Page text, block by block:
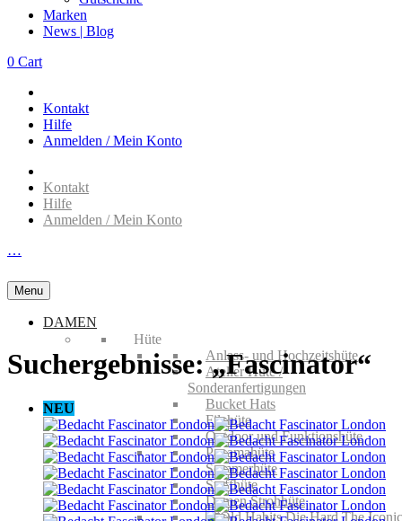
Marken
News | Blog
0 Cart
Kontakt
Hilfe
Anmelden / Mein Konto
Kontakt
Hilfe
Anmelden / Mein Konto
…
Menu
DAMEN
Hüte
Anlass- und Hochzeitshüte
Atelier Hüte /
Sonderanfertigungen
Bucket Hats
Filzhüte
Outdoor und Funktionshüte
Panamahüte
Sommerhüte
Stoffhüte
Damen Strohhüte
Suchergebnisse: „Fascinator“
NEU